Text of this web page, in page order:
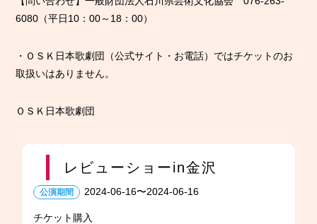
6080（平日10：00～18：00）
・ＯＳＫ日本歌劇団（公式サイト・お電話）ではチケットのお
取扱いはありません。
ＯＳＫ日本歌劇団
レビューショーin金沢
2024-06-16〜2024-06-16
チケット購入